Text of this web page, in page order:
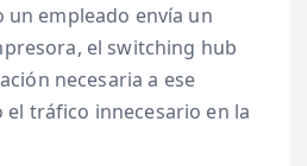
un empleado envía un
el switching hub
necesaria a ese
tráfico innecesario en la